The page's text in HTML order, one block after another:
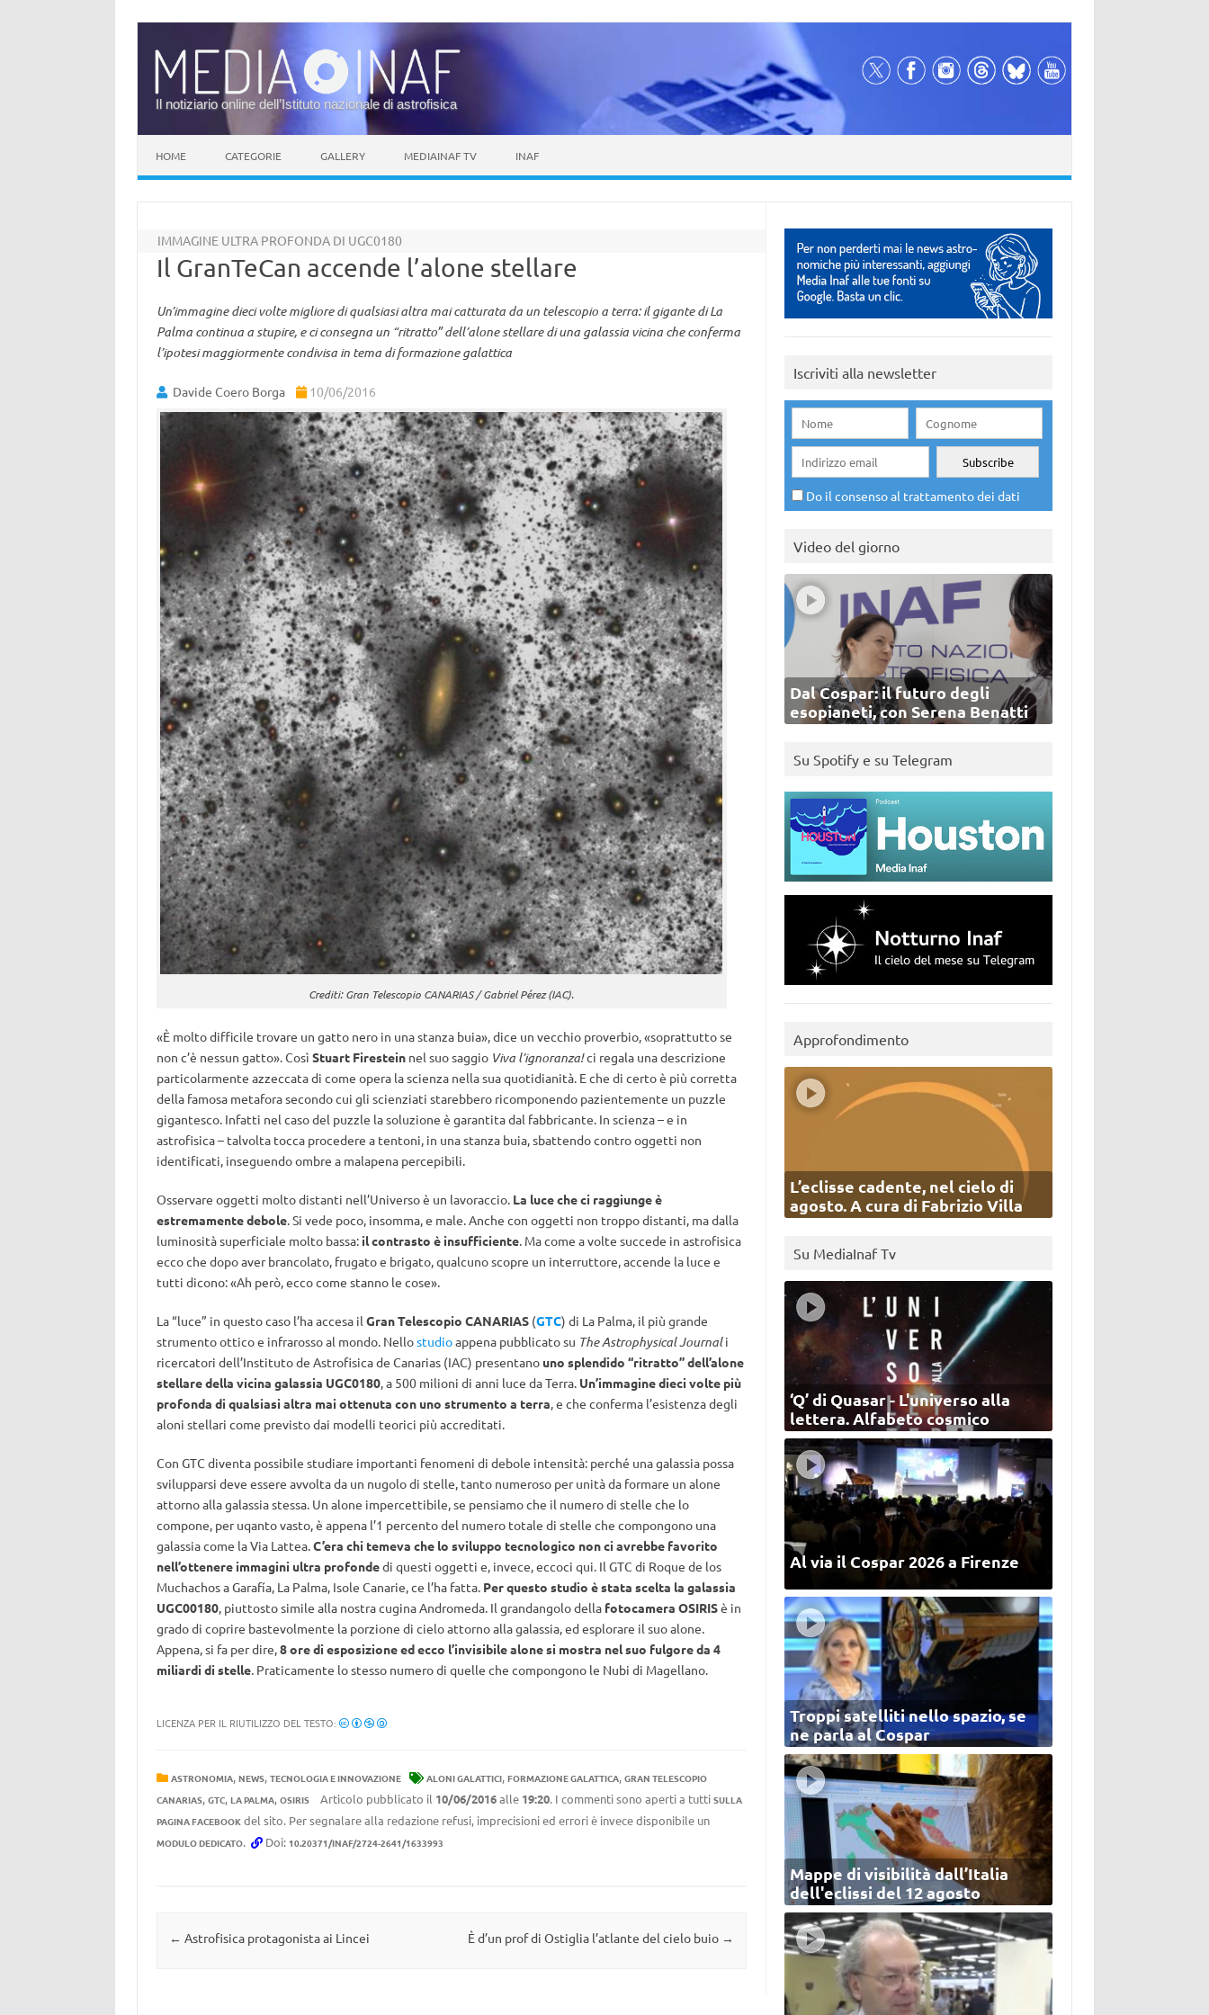
Il notiziario online dell’Istituto nazionale di astrofisica
HOME CATEGORIE GALLERY MEDIAINAF TV INAF
IMMAGINE ULTRA PROFONDA DI UGC0180
Il GranTeCan accende l’alone stellare
Un’immagine dieci volte migliore di qualsiasi altra mai catturata da un telescopio a terra: il gigante di La
Palma continua a stupire, e ci consegna un “ritratto” dell’alone stellare di una galassia vicina che conferma
l’ipotesi maggiormente condivisa in tema di formazione galattica
Davide Coero Borga 10/06/2016
Crediti: Gran Telescopio CANARIAS / Gabriel Pérez (IAC).
«È molto difficile trovare un gatto nero in una stanza buia», dice un vecchio proverbio, «soprattutto se
non c’è nessun gatto». Così Stuart Firesteinnel suo saggio Viva l’ignoranza!ci regala una descrizione
particolarmente azzeccata di come opera la scienza nella sua quotidianità. E che di certo è più corretta
della famosa metafora secondo cui gli scienziati starebbero ricomponendo pazientemente un puzzle
gigantesco. Infatti nel caso del puzzle la soluzione è garantita dal fabbricante. In scienza – e in
astrofisica – talvolta tocca procedere a tentoni, in una stanza buia, sbattendo contro oggetti non
identificati, inseguendo ombre a malapena percepibili.
Osservare oggetti molto distanti nell’Universo è un lavoraccio. La luce che ci raggiunge è
estremamente debole. Si vede poco, insomma, e male. Anche con oggetti non troppo distanti, ma dalla
luminosità superficiale molto bassa: il contrasto è insufficiente. Ma come a volte succede in astrofisica
ecco che dopo aver brancolato, frugato e brigato, qualcuno scopre un interruttore, accende la luce e
tutti dicono: «Ah però, ecco come stanno le cose».
La “luce” in questo caso l’ha accesa il Gran Telescopio CANARIAS(GTC) di La Palma, il più grande
strumento ottico e infrarosso al mondo. Nellostudioappena pubblicato su The Astrophysical Journali
ricercatori dell’Instituto de Astrofisica de Canarias (IAC) presentanouno splendido “ritratto” dell’alone
stellare della vicina galassia UGC0180, a 500 milioni di anni luce da Terra. Un’immagine dieci volte più
profonda di qualsiasi altra mai ottenuta con uno strumento a terra, e che conferma l’esistenza degli
aloni stellari come previsto dai modelli teorici più accreditati.
Con GTC diventa possibile studiare importanti fenomeni di debole intensità: perché una galassia possa
svilupparsi deve essere avvolta da un nugolo di stelle, tanto numeroso per unità da formare un alone
attorno alla galassia stessa. Un alone impercettibile, se pensiamo che il numero di stelle che lo
compone, per uqanto vasto, è appena l’1 percento del numero totale di stelle che compongono una
galassia come la Via Lattea.C’era chi temeva che lo sviluppo tecnologico non ci avrebbe favorito
nell’ottenere immagini ultra profondedi questi oggetti e, invece, eccoci qui. Il GTC di Roque de los
Muchachos a Garafía, La Palma, Isole Canarie, ce l’ha fatta. Per questo studio è stata scelta la galassia
UGC00180, piuttosto simile alla nostra cugina Andromeda. Il grandangolo della fotocamera OSIRISè in
grado di coprire bastevolmente la porzione di cielo attorno alla galassia, ed esplorare il suo alone.
Appena, si fa per dire,8 ore di esposizione ed ecco l’invisibile alone si mostra nel suo fulgore da 4
miliardi di stelle. Praticamente lo stesso numero di quelle che compongono le Nubi di Magellano.
LICENZA PER IL RIUTILIZZO DEL TESTO:
ASTRONOMIA, NEWS, TECNOLOGIA E INNOVAZIONE ALONI GALATTICI, FORMAZIONE GALATTICA, GRAN TELESCOPIO
CANARIAS, GTC, LA PALMA, OSIRIS Articolo pubblicato il 10/06/2016alle 19:20. I commenti sono aperti a tutti SULLA
PAGINA FACEBOOKdel sito. Per segnalare alla redazione refusi, imprecisioni ed errori è invece disponibile un
MODULO DEDICATO. Doi: 10.20371/INAF/2724-2641/1633993
Navigazione articolo
← Astrofisica protagonista ai Lincei È d’un prof di Ostiglia l’atlante del cielo buio →
Iscriviti alla newsletter
Do il consenso al trattamento dei dati
Video del giorno
Dal Cospar: il futuro degli
esopianeti, con Serena Benatti
Su Spotify e su Telegram
Approfondimento
L’eclisse cadente, nel cielo di
agosto. A cura di Fabrizio Villa
Su MediaInaf Tv
‘Q’ di Quasar - L'universo alla
lettera. Alfabeto cosmico
Al via il Cospar 2026 a Firenze
Troppi satelliti nello spazio, se
ne parla al Cospar
Mappe di visibilità dall’Italia
dell'eclissi del 12 agosto